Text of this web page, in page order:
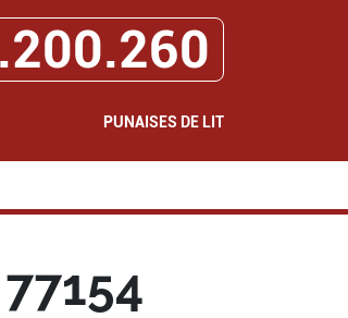
PUNAISES DE LIT